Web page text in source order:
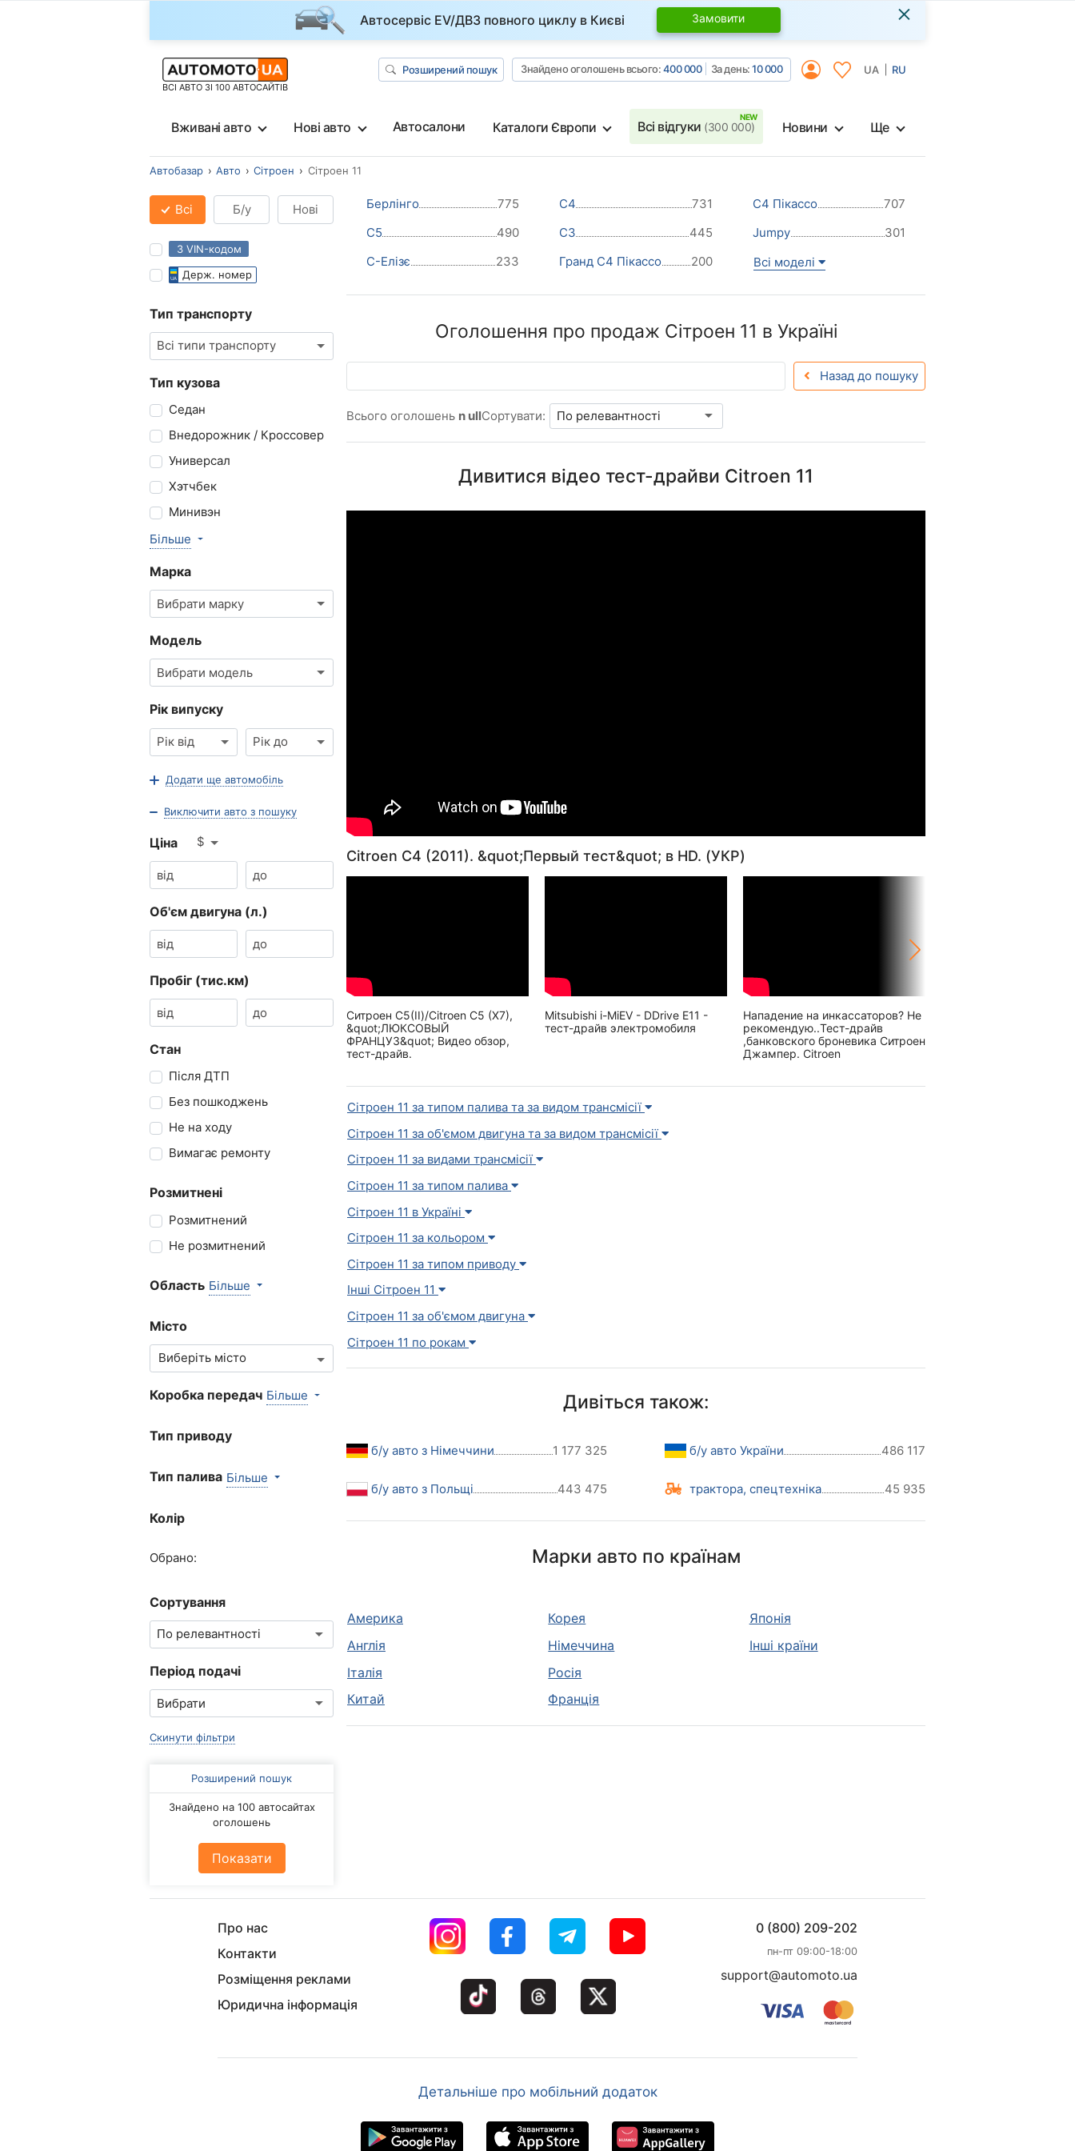
Автосервіс EV/ДВЗ повного циклу в Києві Замовити ×
ВСІ АВТО ЗІ 100 АВТОСАЙТІВ
Розширений пошук Знайдено оголошень всього:400 000 За день:10 000 UA RU
Вживані авто Нові авто Автосалони Каталоги Європи Всі відгуки (300 000) Новини Ще
Автобазар Авто Сітроен Сітроен 11
Всі Б/у Нові
З VIN-кодом
Держ. номер
Тип транспорту
Всі типи транспорту
Тип кузова
Седан
Внедорожник / Кроссовер
Универсал
Хэтчбек
Минивэн
Більше
Марка
Вибрати марку
Модель
Вибрати модель
Рік випуску
Рік від Рік до
Додати ще автомобіль
Виключити авто з пошуку
Ціна $
Об'єм двигуна (л.)
Пробіг (тис.км)
Стан
Після ДТП
Без пошкоджень
Не на ходу
Вимагає ремонту
Розмитнені
Розмитнений
Не розмитнений
Область Більше
Місто
Коробка передач Більше
Тип приводу
Тип палива Більше
Колір
Обрано:
Сортування
Період подачі
Скинути фільтри
Розширений пошук
Знайдено на 100 автосайтах
оголошень
Показати
Берлінго 775 С4 731 С4 Пікассо
707
С5
490 С3 445 Jumpy
301
С-Елізє
233 Гранд С4 Пікассо 200 Всі моделі
Оголошення про продаж Сітроен 11 в Україні
Назад до пошуку
Всього оголошень n ullСортувати:
Дивитися відео тест-драйви Citroen 11
Citroen C4 (2011). &quot;Первый тест&quot; в HD. (УКР)
Ситроен С5(II)/Citroen C5 (X7),
&quot;ЛЮКСОВЫЙ
ФРАНЦУЗ&quot; Видео обзор,
тест-драйв.
Mitsubishi i-MiEV - DDrive E11 -
тест-драйв электромобиля
Нападение на инкассаторов? Не
рекомендую..Тест-драйв
,банковского броневика Ситроен
Джампер. Citroen
Сітроен 11 за типом палива та за видом трансмісії
Сітроен 11 за об'ємом двигуна та за видом трансмісії
Сітроен 11 за видами трансмісії
Сітроен 11 за типом палива
Сітроен 11 в Україні
Сітроен 11 за кольором
Сітроен 11 за типом приводу
Інші Сітроен 11
Сітроен 11 за об'ємом двигуна
Сітроен 11 по рокам
Дивіться також:
б/у авто з Німеччини 1 177 325
б/у авто з Польщі 443 475
б/у авто України 486 117
трактора, спецтехніка 45 935
Марки авто по країнам
Америка
Англія
Італія
Китай
Корея
Німеччина
Росія
Франція
Японія
Інші країни
Про нас
Контакти
Розміщення реклами
Юридична інформація
0 (800) 209-202
пн-пт 09:00-18:00
support@automoto.ua
Детальніше про мобільний додаток